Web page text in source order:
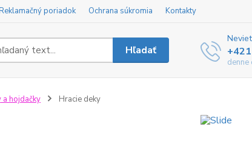
poriadok Ochrana súkromia Kontakty
Hľadať
a hojdačky Hracie deky